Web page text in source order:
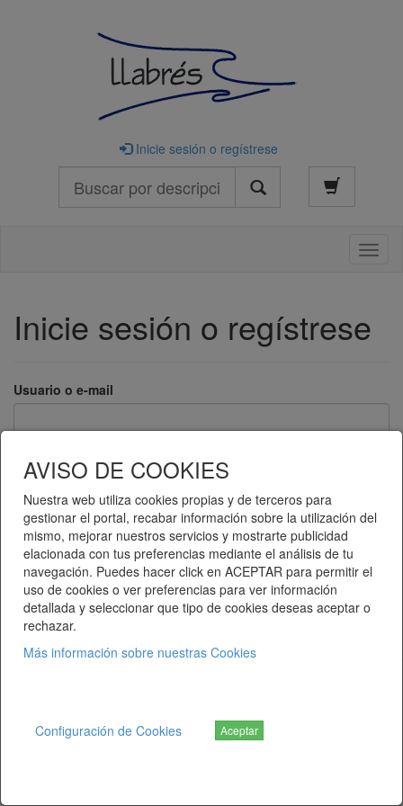
Inicie sesión o regístrese
Inicie sesión o regístrese
Usuario o e-mail
Recuérdame
Entrar
¿Ha olvidado su contraseña?
Telematel S.L.
AVISO DE COOKIES
Nuestra web utiliza cookies propias y de terceros para
gestionar el portal, recabar información sobre la utilización del
mismo, mejorar nuestros servicios y mostrarte publicidad
elacionada con tus preferencias mediante el análisis de tu
navegación. Puedes hacer click en ACEPTAR para permitir el
uso de cookies o ver preferencias para ver información
detallada y seleccionar que tipo de cookies deseas aceptar o
rechazar.
Más información sobre nuestras Cookies
Configuración de Cookies Aceptar